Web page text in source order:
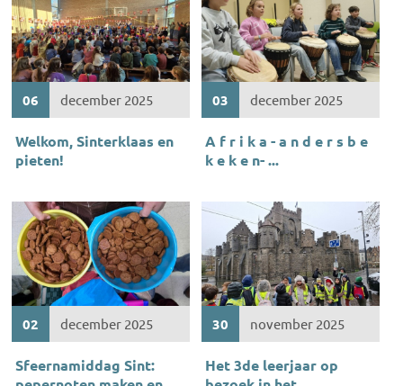
06 december 2025
Welkom, Sinterklaas en
pieten!
03 december 2025
A f r i k a - a n d e r s b e
k e k e n- ...
02 december 2025
Sfeernamiddag Sint:
30 november 2025
Het 3de leerjaar op